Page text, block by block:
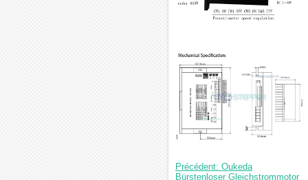
Précédent: Oukeda
Bürstenloser Gleichstrommotor